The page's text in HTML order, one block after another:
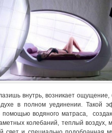
внутрь, возникает ощущение,
в полном уединении. Такой
помощью водяного матраса,
колебаний, теплый воздух,